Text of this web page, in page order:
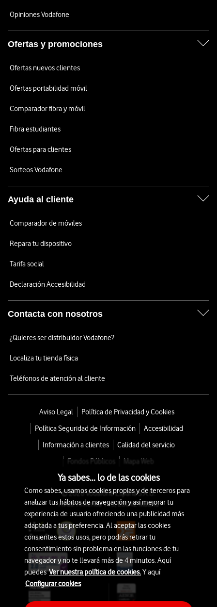
Opiniones Vodafone
Ofertas y promociones
Ofertas nuevos clientes
Ofertas portabilidad móvil
Comparador fibra y móvil
Fibra estudiantes
Ofertas para clientes
Sorteos Vodafone
Ayuda al cliente
Comparador de móviles
Repara tu dispositivo
Tarifa social
Declaración Accesibilidad
Contacta con nosotros
¿Quieres ser distribuidor Vodafone?
Localiza tu tienda física
Teléfonos de atención al cliente
Aviso Legal
Política de Privacidad y Cookies
Política Seguridad de Información
Accesibilidad
Información a clientes
Calidad del servicio
Fondos Públicos
Mapa Web
© 2026 Vodafone España S.A.U.
Avda. América 115, 28042 Madrid
Ya sabes... lo de las cookies
Como sabes, usamos cookies propias y de terceros para
analizar tus hábitos de navegación y así mejorar tu
experiencia de usuario ofreciendo una publicidad más
adaptada a tus preferencia. Al aceptar las cookies
consientes estos usos, pero podrás retirar tu
consentimiento sin problema en las funciones de tu
navegador y no te llevará más de 4 minutos. Aquí
puedesVer nuestra política de cookies.Y aquí
Configurar cookies